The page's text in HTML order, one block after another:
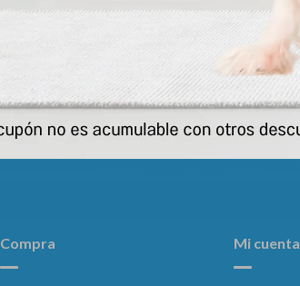
$ 778
Compra Mi cuenta